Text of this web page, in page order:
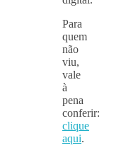
Para
quem
não
viu,
vale
à
pena
conferir:
clique
aqui.